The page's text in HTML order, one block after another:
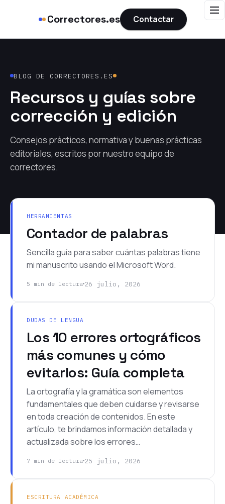
Correctores.es Contactar
BLOG DE CORRECTORES.ES
Recursos y guías sobre
corrección y edición
Consejos prácticos, normativa y buenas prácticas
editoriales, escritos por nuestro equipo de
correctores.
HERRAMIENTAS
Contador de palabras
Sencilla guía para saber cuántas palabras tiene
mi manuscrito usando el Microsoft Word.
5 min de lectura 26 julio, 2026
DUDAS DE LENGUA
Los 10 errores ortográficos
más comunes y cómo
evitarlos: Guía completa
La ortografía y la gramática son elementos
fundamentales que deben cuidarse y revisarse
en toda creación de contenidos. En este
artículo, te brindamos información detallada y
actualizada sobre los errores…
7 min de lectura 25 julio, 2026
ESCRITURA ACADÉMICA